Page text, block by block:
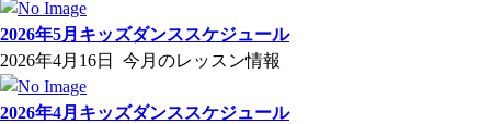
2026年5月キッズダンススケジュール
2026年4月16日 今月のレッスン情報
2026年4月キッズダンススケジュール